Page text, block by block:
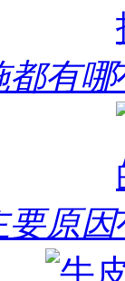
都有哪
要原因